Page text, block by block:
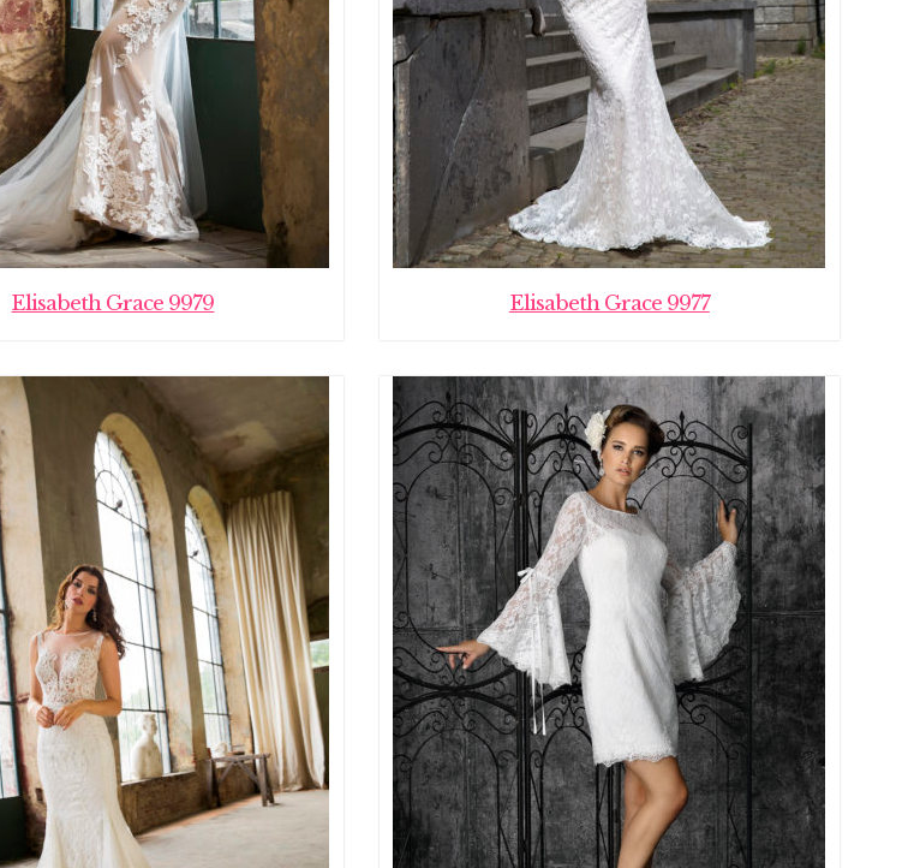
Elisabeth Grace 9979 Elisabeth Grace 9977